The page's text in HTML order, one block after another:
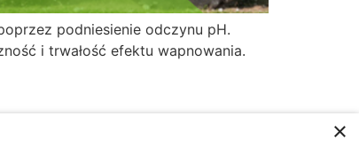
podniesienie odczynu pH.
i trwałość efektu wapnowania.
×